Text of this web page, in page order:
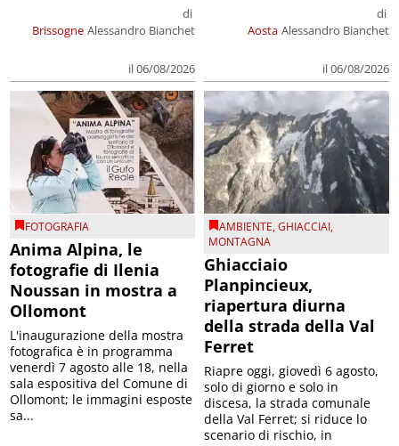
Brissogne
di
Alessandro Bianchet
il 06/08/2026
Aosta
di
Alessandro Bianchet
il 06/08/2026
FOTOGRAFIA
Anima Alpina, le
fotografie di Ilenia
Noussan in mostra a
Ollomont
L'inaugurazione della mostra
fotografica è in programma
venerdì 7 agosto alle 18, nella
sala espositiva del Comune di
Ollomont; le immagini esposte
sa...
AMBIENTE,GHIACCIAI,
MONTAGNA
Ghiacciaio
Planpincieux,
riapertura diurna
della strada della Val
Ferret
Riapre oggi, giovedì 6 agosto,
solo di giorno e solo in
discesa, la strada comunale
della Val Ferret; si riduce lo
scenario di rischio, in